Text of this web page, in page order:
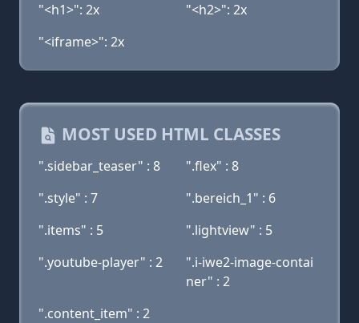
"<h1>": 2x
"<h2>": 2x
"<iframe>": 2x
MOST USED HTML CLASSES
".sidebar_teaser" : 8
".flex" : 8
".style" : 7
".bereich_1" : 6
".items" : 5
".lightview" : 5
".youtube-player" : 2
".i-iwe2-image-contai
ner" : 2
".content_item" : 2